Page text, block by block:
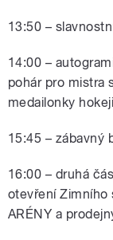
13:50 –
14:00 –
pohár pro mistra
medailonky
15:45 – zábavný
16:00 – druhá
otevření Zimního
ARÉNY a